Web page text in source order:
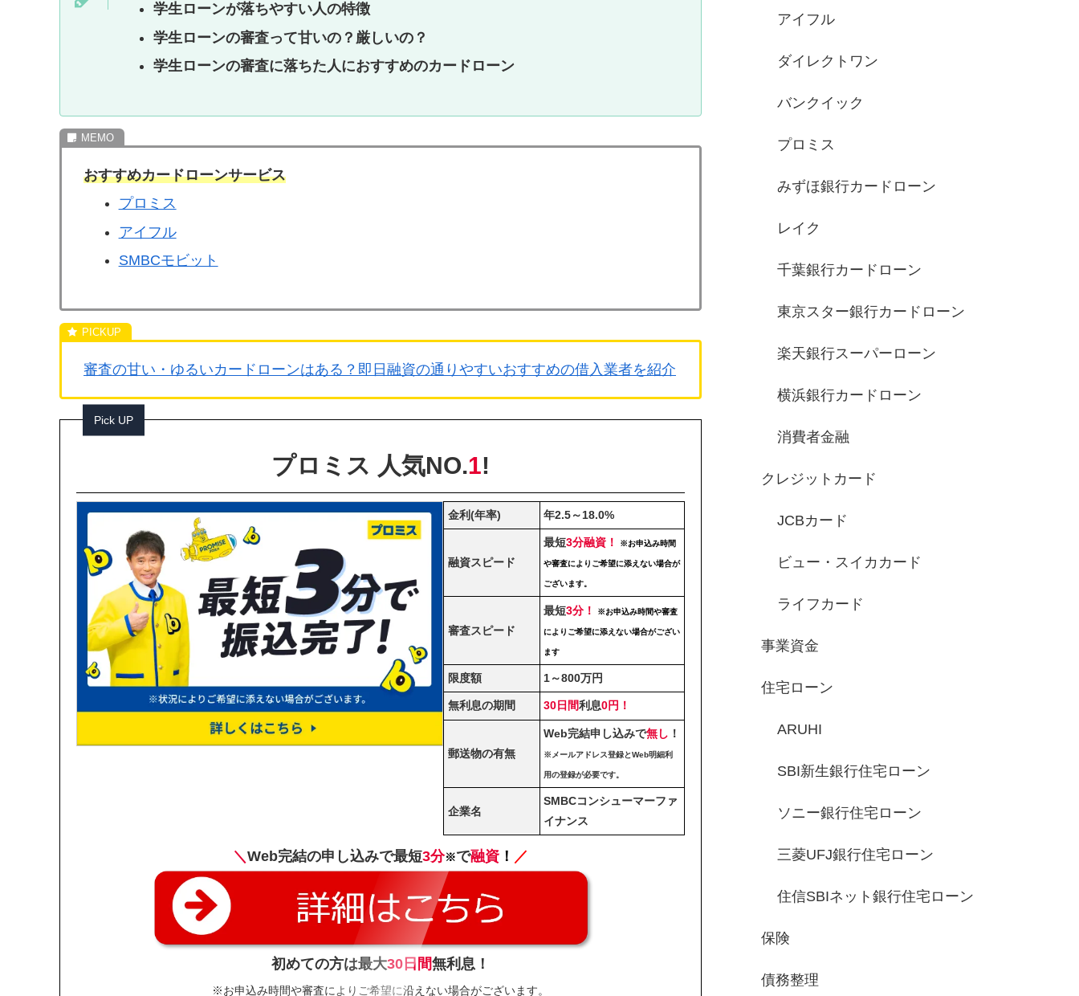
学生ローンが落ちやすい人の特徴
学生ローンの審査って甘いの？厳しいの？
学生ローンの審査に落ちた人におすすめのカードローン
おすすめカードローンサービス
プロミス
アイフル
SMBCモビット
審査の甘い・ゆるいカードローンはある？即日融資の通りやすいおすすめの借入業者を紹介
Pick UP
プロミス 人気NO.1!
金利(年率) 年2.5～18.0%
融資スピード
最短3分融資！ ※お申込み時間
や審査によりご希望に添えない場合が
ございます。
審査スピード
最短3分！ ※お申込み時間や審査
によりご希望に添えない場合がござい
ます
限度額 1～800万円
無利息の期間 30日間利息0円！
郵送物の有無
Web完結申し込みで無し ！
※メールアドレス登録とWeb明細利
用の登録が必要です。
企業名
SMBCコンシューマーファ
イナンス
＼Web完結の申し込みで最短3分※で融資 ！ ／
初めての方は最大30日間無利息！
※お申込み時間や審査によりご希望に沿えない場合がございます。
アイフル
ダイレクトワン
バンクイック
プロミス
みずほ銀行カードローン
レイク
千葉銀行カードローン
東京スター銀行カードローン
楽天銀行スーパーローン
横浜銀行カードローン
消費者金融
クレジットカード
JCBカード
ビュー・スイカカード
ライフカード
事業資金
住宅ローン
ARUHI
SBI新生銀行住宅ローン
ソニー銀行住宅ローン
三菱UFJ銀行住宅ローン
住信SBIネット銀行住宅ローン
保険
債務整理